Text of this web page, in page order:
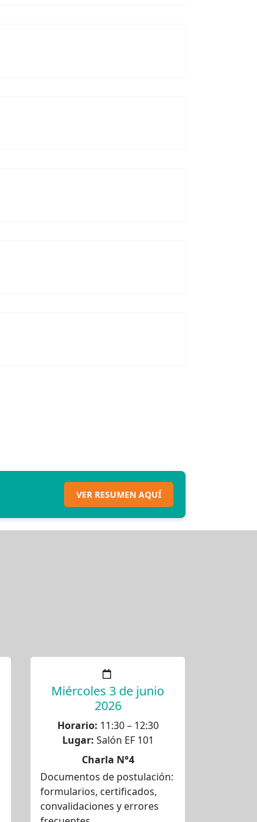
VER RESUMEN AQUÍ
Miércoles 3 de junio
2026
Horario: 11:30 – 12:30
Lugar: Salón EF 101
Charla N°4
Documentos de postulación:
formularios, certificados,
convalidaciones y errores